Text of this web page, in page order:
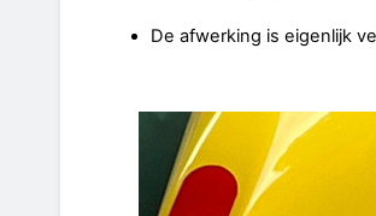
De afwerking is eigenlijk